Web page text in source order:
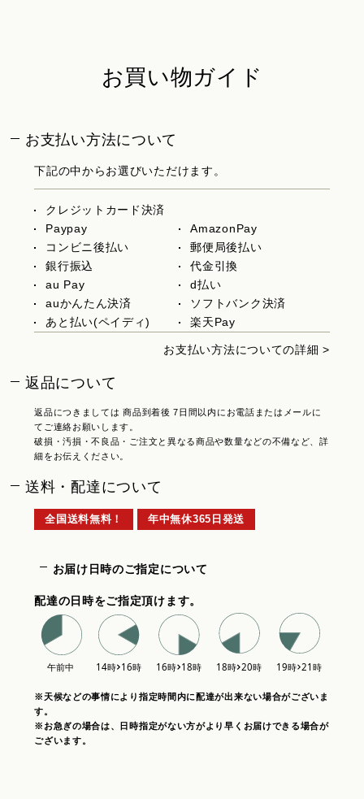
お買い物ガイド
お支払い方法について
下記の中からお選びいただけます。
クレジットカード決済
Paypay
AmazonPay
コンビニ後払い
郵便局後払い
銀行振込
代金引換
au Pay
d払い
auかんたん決済
ソフトバンク決済
あと払い(ペイディ)
楽天Pay
お支払い方法についての詳細 >
返品について
返品につきましては 商品到着後 7日間以内にお電話またはメールに
てご連絡お願いします。
破損・汚損・不良品・ご注文と異なる商品や数量などの不備など、詳
細をお伝えください。
送料・配達について
全国送料無料！ 年中無休365日発送
お届け日時のご指定について
配達の日時をご指定頂けます。
※天候などの事情により指定時間内に配達が出来ない場合がございま
す。
※お急ぎの場合は、日時指定がない方がより早くお届けできる場合が
ございます。